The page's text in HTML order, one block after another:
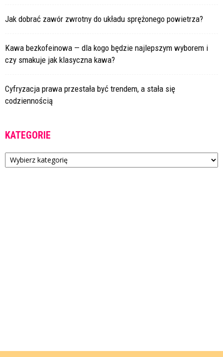
Jak dobrać zawór zwrotny do układu sprężonego powietrza?
Kawa bezkofeinowa — dla kogo będzie najlepszym wyborem i
czy smakuje jak klasyczna kawa?
Cyfryzacja prawa przestała być trendem, a stała się
codziennością
KATEGORIE
Kategorie